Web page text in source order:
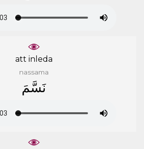
att inleda
nassama
ﻧَﺴَّﻢَ